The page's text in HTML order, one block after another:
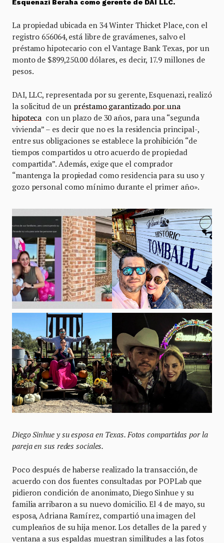
Esquenazi Beraha como gerente de DAI LLC.
La propiedad ubicada en 34 Winter Thicket Place, con el
registro 656064, está libre de gravámenes, salvo el
préstamo hipotecario con el Vantage Bank Texas, por un
monto de $899,250.00 dólares, es decir, 17.9 millones de
pesos.
DAI, LLC, representada por su gerente, Esquenazi, realizó
la solicitud de un préstamo garantizado por una
hipoteca con un plazo de 30 años, para una “segunda
vivienda” – es decir que no es la residencia principal-,
entre sus obligaciones se establece la prohibición “de
tiempos compartidos u otro acuerdo de propiedad
compartida”. Además, exige que el comprador
“mantenga la propiedad como residencia para su uso y
gozo personal como mínimo durante el primer año».
Diego Sinhue y su esposa en Texas. Fotos compartidas por la
pareja en sus redes sociales.
Poco después de haberse realizado la transacción, de
acuerdo con dos fuentes consultadas por POPLab que
pidieron condición de anonimato, Diego Sinhue y su
familia arribaron a su nuevo domicilio. El 4 de mayo, su
esposa, Adriana Ramírez, compartió una imagen del
cumpleaños de su hija menor. Los detalles de la pared y
ventana a sus espaldas muestran similitudes a las fotos